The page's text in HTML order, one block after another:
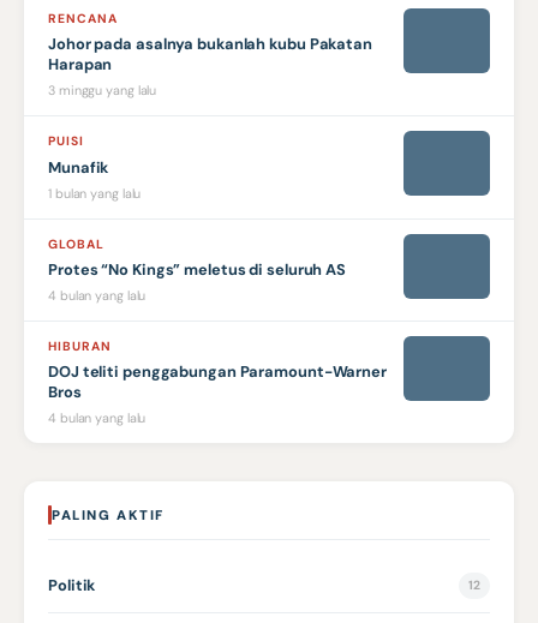
RENCANA
Johor pada asalnya bukanlah kubu Pakatan
Harapan
3 minggu yang lalu
PUISI
Munafik
1 bulan yang lalu
GLOBAL
Protes “No Kings” meletus di seluruh AS
4 bulan yang lalu
HIBURAN
DOJ teliti penggabungan Paramount-Warner
Bros
4 bulan yang lalu
PALING AKTIF
Politik 12